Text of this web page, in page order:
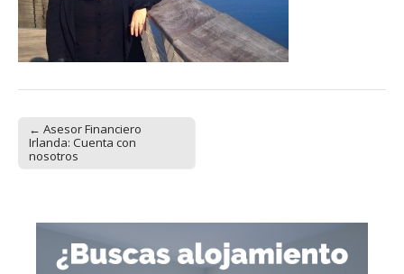
Post navigation
← Asesor Financiero
Irlanda: Cuenta con
nosotros